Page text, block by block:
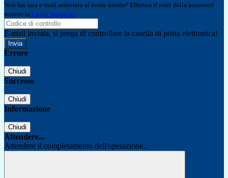
Non hai una e-mail associata al nome utente? Effettua il reset della password
tramite la Login Spaggiari
E-mail inviata, si prega di controllare la casella di posta elettronica!
Errore
Chiudi
Successo
Chiudi
Informazione
Chiudi
Attendere...
Attendere il completamento dell'operazione...